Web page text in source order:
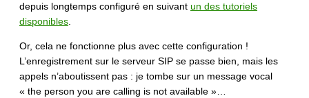
depuis longtemps configuré en suivant un des tutoriels
disponibles.
Or, cela ne fonctionne plus avec cette configuration !
L’enregistrement sur le serveur SIP se passe bien, mais les
appels n’aboutissent pas : je tombe sur un message vocal
« the person you are calling is not available »…